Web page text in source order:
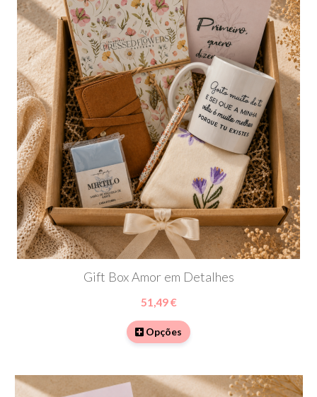
Gift Box Amor em Detalhes
51,49 €
Opções